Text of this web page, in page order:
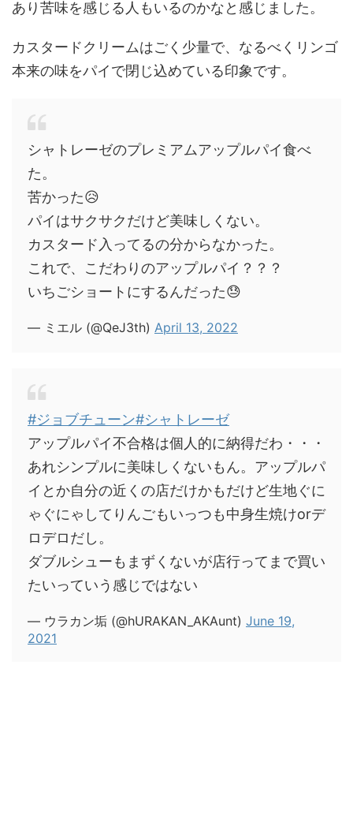
あり苦味を感じる人もいるのかなと感じました。
カスタードクリームはごく少量で、なるべくリンゴ
本来の味をパイで閉じ込めている印象です。
シャトレーゼのプレミアムアップルパイ食べ
た。
苦かった😥
パイはサクサクだけど美味しくない。
カスタード入ってるの分からなかった。
これで、こだわりのアップルパイ？？？
いちごショートにするんだった😓
— ミエル (@QeJ3th) April 13, 2022
#ジョブチューン#シャトレーゼ
アップルパイ不合格は個人的に納得だわ・・・
あれシンプルに美味しくないもん。アップルパ
イとか自分の近くの店だけかもだけど生地ぐに
ゃぐにゃしてりんごもいっつも中身生焼けorデ
ロデロだし。
ダブルシューもまずくないが店行ってまで買い
たいっていう感じではない
— ウラカン垢 (@hURAKAN_AKAunt) June 19,
2021